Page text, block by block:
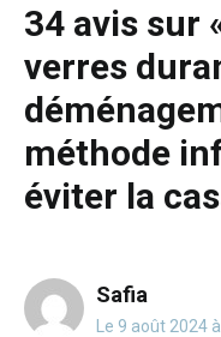
quotidien
3 septembre 2024
34 avis sur
verres
méthode
éviter la
Safia
Le 9 août 2024